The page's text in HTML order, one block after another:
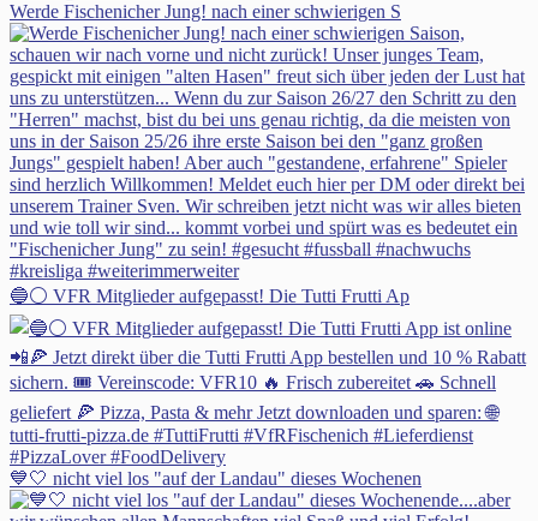
Werde Fischenicher Jung! nach einer schwierigen S
🔵⚪ VFR Mitglieder aufgepasst! Die Tutti Frutti Ap
💙🤍 nicht viel los "auf der Landau" dieses Wochenen